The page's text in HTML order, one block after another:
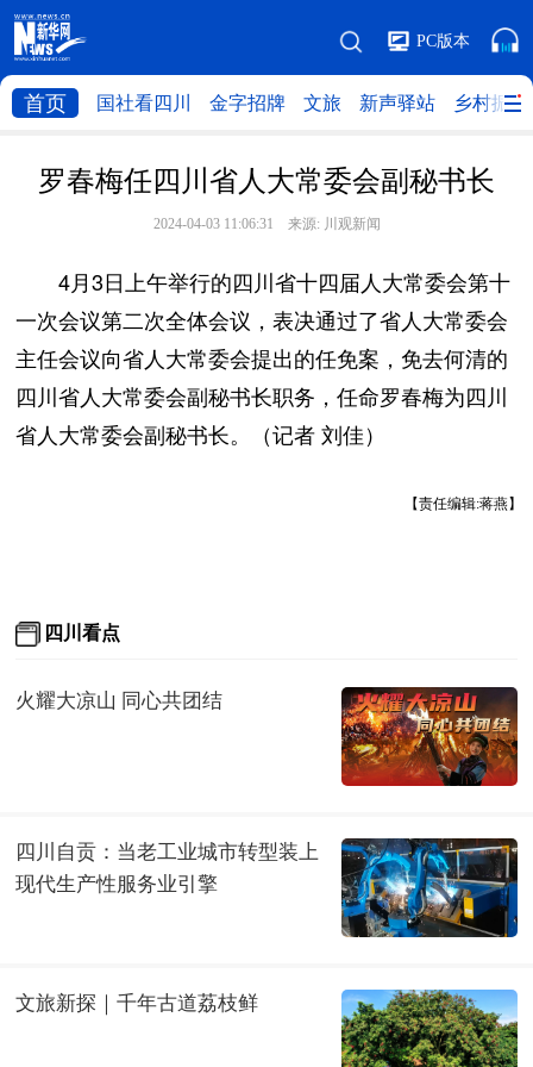
PC版本
首页 国社看四川 金字招牌 文旅 新声驿站 乡村振兴
罗春梅任四川省人大常委会副秘书长
2024-04-03 11:06:31 来源: 川观新闻
4月3日上午举行的四川省十四届人大常委会第十
一次会议第二次全体会议，表决通过了省人大常委会
主任会议向省人大常委会提出的任免案，免去何清的
四川省人大常委会副秘书长职务，任命罗春梅为四川
省人大常委会副秘书长。（记者 刘佳）
【责任编辑:蒋燕】